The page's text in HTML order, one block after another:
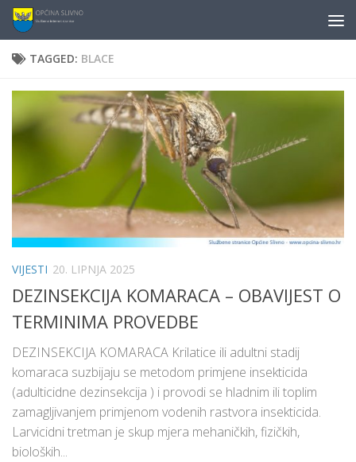
content
Skip to content
TAGGED: BLACE
VIJESTI 20. LIPNJA 2025
DEZINSEKCIJA KOMARACA – OBAVIJEST O
TERMINIMA PROVEDBE
DEZINSEKCIJA KOMARACA Krilatice ili adultni stadij
komaraca suzbijaju se metodom primjene insekticida
(adulticidne dezinsekcija ) i provodi se hladnim ili toplim
zamagljivanjem primjenom vodenih rastvora insekticida.
Larvicidni tretman je skup mjera mehaničkih, fizičkih,
bioloških...